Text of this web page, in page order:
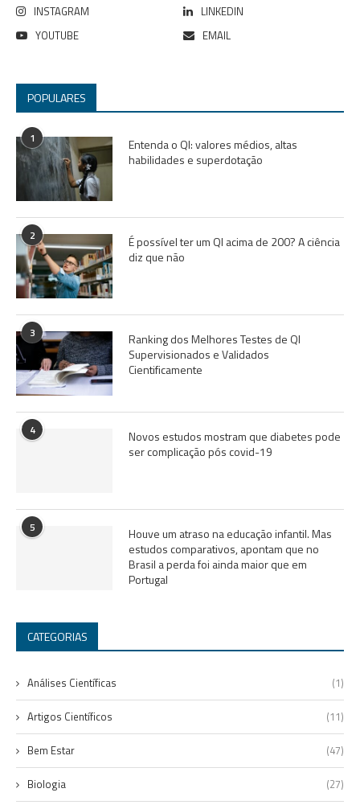
INSTAGRAM
LINKEDIN
YOUTUBE
EMAIL
POPULARES
1
Entenda o QI: valores médios, altas
habilidades e superdotação
2
É possível ter um QI acima de 200? A ciência
diz que não
3
Ranking dos Melhores Testes de QI
Supervisionados e Validados
Cientificamente
4
Novos estudos mostram que diabetes pode
ser complicação pós covid-19
5
Houve um atraso na educação infantil. Mas
estudos comparativos, apontam que no
Brasil a perda foi ainda maior que em
Portugal
CATEGORIAS
Análises Científicas (1)
Artigos Científicos (11)
Bem Estar (47)
Biologia (27)